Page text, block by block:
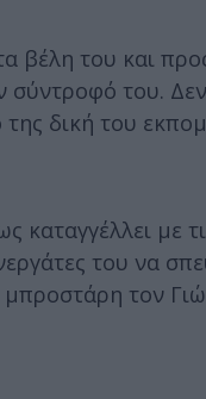
βέλη του και
του.
δική του
με
του να
τον